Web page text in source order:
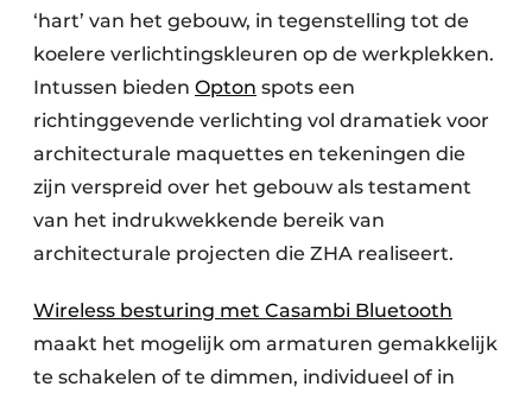
‘hart’ van het gebouw, in tegenstelling tot de
koelere verlichtingskleuren op de werkplekken.
Intussen bieden Opton spots een
richtinggevende verlichting vol dramatiek voor
architecturale maquettes en tekeningen die
zijn verspreid over het gebouw als testament
van het indrukwekkende bereik van
architecturale projecten die ZHA realiseert.
Wireless besturing met Casambi Bluetooth
maakt het mogelijk om armaturen gemakkelijk
te schakelen of te dimmen, individueel of in